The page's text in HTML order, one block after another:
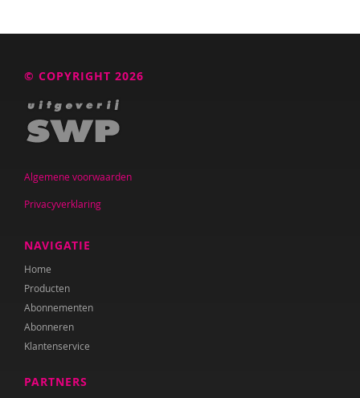
Marielle Balledux
Ana del Barrio Saiz
Rina Bartels
Rebecca Beck
Celeste Bekkering
Joop Berding
© COPYRIGHT 2026
Algemene voorwaarden
Privacyverklaring
NAVIGATIE
Home
Producten
Abonnementen
Abonneren
Klantenservice
PARTNERS